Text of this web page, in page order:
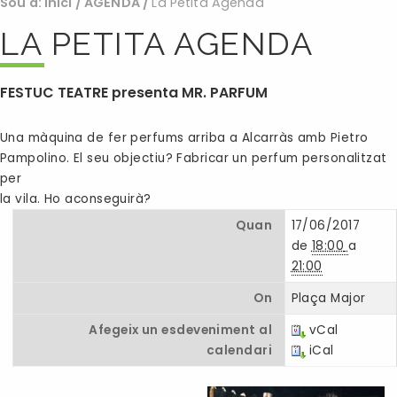
LA PETITA AGENDA
FESTUC TEATRE presenta MR. PARFUM
Una màquina de fer perfums arriba a Alcarràs amb Pietro
Pampolino. El seu objectiu? Fabricar un perfum personalitzat
per
la vila. Ho aconseguirà?
Quan
17/06/2017
de18:00 a
21:00
On
Plaça Major
Afegeix un esdeveniment al
calendari
vCal
iCal